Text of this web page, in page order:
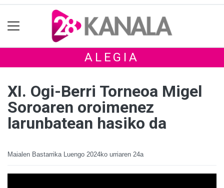
ALEGIA
XI. Ogi-Berri Torneoa Migel
Soroaren oroimenez
larunbatean hasiko da
Maialen Bastarrika Luengo 2024ko urriaren 24a